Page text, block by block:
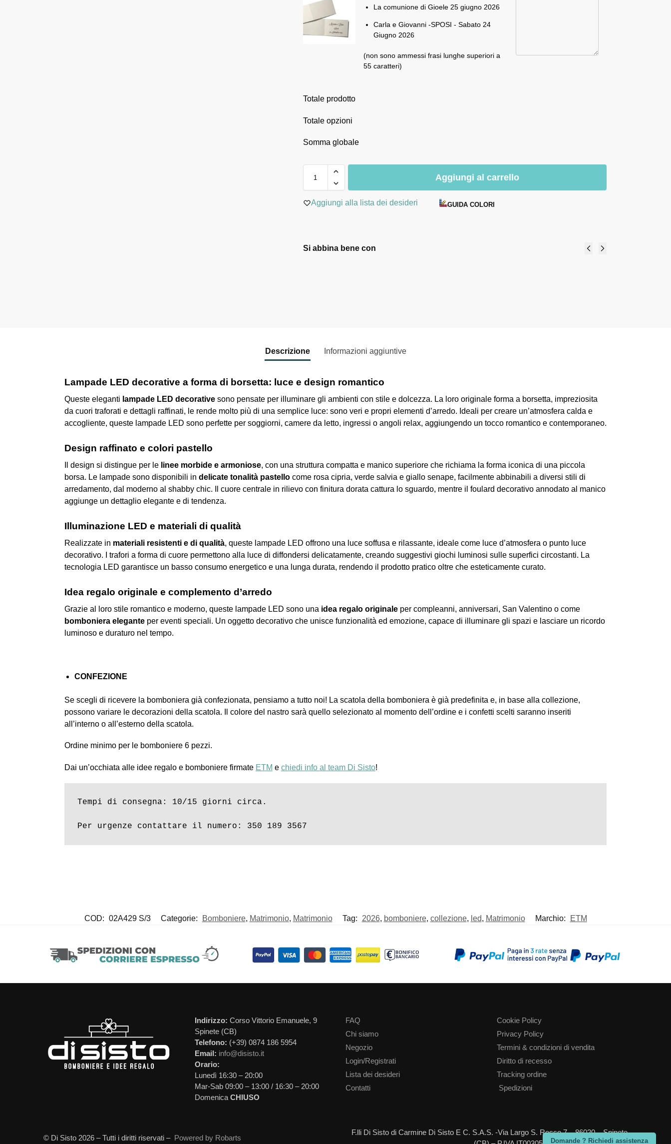
La comunione di Gioele 25 giugno 2026
Carla e Giovanni -SPOSI - Sabato 24
Giugno 2026
(non sono ammessi frasi lunghe superiori a
55 caratteri)
Totale prodotto
Totale opzioni
Somma globale
Aggiungi al carrello
Aggiungi alla lista dei desideri GUIDA COLORI
Domande ? Richiedi assistenza
Si abbina bene con
Descrizione Informazioni aggiuntive
Lampade LED decorative a forma di borsetta: luce e design romantico
Queste eleganti lampade LED decorativesono pensate per illuminare gli ambienti con stile e dolcezza. La loro originale forma a borsetta, impreziosita
da cuori traforati e dettagli raffinati, le rende molto più di una semplice luce: sono veri e propri elementi d’arredo. Ideali per creare un’atmosfera calda e
accogliente, queste lampade LED sono perfette per soggiorni, camere da letto, ingressi o angoli relax, aggiungendo un tocco romantico e contemporaneo.
Design raffinato e colori pastello
Il design si distingue per le linee morbide e armoniose, con una struttura compatta e manico superiore che richiama la forma iconica di una piccola
borsa. Le lampade sono disponibili in delicate tonalità pastellocome rosa cipria, verde salvia e giallo senape, facilmente abbinabili a diversi stili di
arredamento, dal moderno al shabby chic. Il cuore centrale in rilievo con finitura dorata cattura lo sguardo, mentre il foulard decorativo annodato al manico
aggiunge un dettaglio elegante e di tendenza.
Illuminazione LED e materiali di qualità
Realizzate in materiali resistenti e di qualità, queste lampade LED offrono una luce soffusa e rilassante, ideale come luce d’atmosfera o punto luce
decorativo. I trafori a forma di cuore permettono alla luce di diffondersi delicatamente, creando suggestivi giochi luminosi sulle superfici circostanti. La
tecnologia LED garantisce un basso consumo energetico e una lunga durata, rendendo il prodotto pratico oltre che esteticamente curato.
Idea regalo originale e complemento d’arredo
Grazie al loro stile romantico e moderno, queste lampade LED sono una idea regalo originaleper compleanni, anniversari, San Valentino o come
bomboniera eleganteper eventi speciali. Un oggetto decorativo che unisce funzionalità ed emozione, capace di illuminare gli spazi e lasciare un ricordo
luminoso e duraturo nel tempo.
CONFEZIONE
Se scegli di ricevere la bomboniera già confezionata, pensiamo a tutto noi! La scatola della bomboniera è già predefinita e, in base alla collezione,
possono variare le decorazioni della scatola. Il colore del nastro sarà quello selezionato al momento dell’ordine e i confetti scelti saranno inseriti
all’interno o all’esterno della scatola.
Ordine minimo per le bomboniere 6 pezzi.
Dai un’occhiata alle idee regalo e bomboniere firmate ETM e chiedi info al team Di Sisto!
Tempi di consegna: 10/15 giorni circa.
Per urgenze contattare il numero: 350 189 3567
COD: 02A429 S/3 Categorie: Bomboniere, Matrimonio, Matrimonio Tag: 2026, bomboniere, collezione, led, Matrimonio Marchio: ETM
Indirizzo: Corso Vittorio Emanuele, 9
Spinete (CB)
Telefono: (+39) 0874 186 5954
Email: info@disisto.it
Orario:
Lunedì 16:30 – 20:00
Mar-Sab 09:00 – 13:00 / 16:30 – 20:00
Domenica CHIUSO
FAQ
Chi siamo
Negozio
Login/Registrati
Lista dei desideri
Contatti
Cookie Policy
Privacy Policy
Termini & condizioni di vendita
Diritto di recesso
Tracking ordine
Spedizioni
© Di Sisto 2026 – Tutti i diritti riservati – Powered by Robarts
F.lli Di Sisto di Carmine Di Sisto E C. S.A.S. -Via Largo S. Rocco 7 – 86020 – Spinete